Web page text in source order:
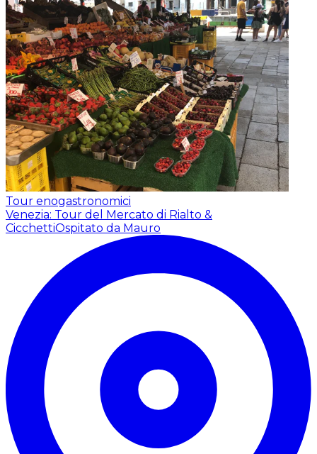
Tour enogastronomici
Venezia: Tour del Mercato di Rialto &
CicchettiOspitato da Mauro